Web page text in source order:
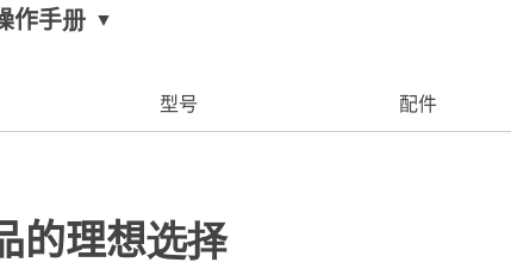
作手册
型号 配件
的理想选择